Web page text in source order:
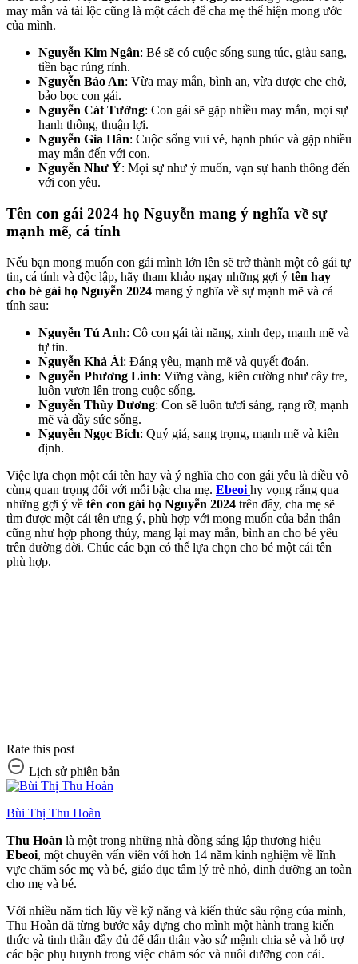
may mắn và tài lộc cũng là một cách để cha mẹ thể hiện mong ước
của mình.
Nguyễn Kim Ngân: Bé sẽ có cuộc sống sung túc, giàu sang,
tiền bạc rủng rỉnh.
Nguyễn Bảo An: Vừa may mắn, bình an, vừa được che chở,
bảo bọc con gái.
Nguyễn Cát Tường: Con gái sẽ gặp nhiều may mắn, mọi sự
hanh thông, thuận lợi.
Nguyễn Gia Hân: Cuộc sống vui vẻ, hạnh phúc và gặp nhiều
may mắn đến với con.
Nguyễn Như Ý: Mọi sự như ý muốn, vạn sự hanh thông đến
với con yêu.
Tên con gái 2024 họ Nguyễn mang ý nghĩa về sự
mạnh mẽ, cá tính
Nếu bạn mong muốn con gái mình lớn lên sẽ trở thành một cô gái tự
tin, cá tính và độc lập, hãy tham khảo ngay những gợi ý tên hay
cho bé gái họ Nguyễn 2024 mang ý nghĩa về sự mạnh mẽ và cá
tính sau:
Nguyễn Tú Anh: Cô con gái tài năng, xinh đẹp, mạnh mẽ và
tự tin.
Nguyễn Khả Ái: Đáng yêu, mạnh mẽ và quyết đoán.
Nguyễn Phương Linh: Vững vàng, kiên cường như cây tre,
luôn vươn lên trong cuộc sống.
Nguyễn Thùy Dương: Con sẽ luôn tươi sáng, rạng rỡ, mạnh
mẽ và đầy sức sống.
Nguyễn Ngọc Bích: Quý giá, sang trọng, mạnh mẽ và kiên
định.
Việc lựa chọn một cái tên hay và ý nghĩa cho con gái yêu là điều vô
cùng quan trọng đối với mỗi bậc cha mẹ. Ebeoi hy vọng rằng qua
những gợi ý về tên con gái họ Nguyễn 2024 trên đây, cha mẹ sẽ
tìm được một cái tên ưng ý, phù hợp với mong muốn của bản thân
cũng như hợp phong thủy, mang lại may mắn, bình an cho bé yêu
trên đường đời. Chúc các bạn có thể lựa chọn cho bé một cái tên
phù hợp.
Rate this post
Lịch sử phiên bản
Bùi Thị Thu Hoàn
Thu Hoàn là một trong những nhà đồng sáng lập thương hiệu
Ebeoi, một chuyên vấn viên với hơn 14 năm kinh nghiệm về lĩnh
vực chăm sóc mẹ và bé, giáo dục tâm lý trẻ nhỏ, dinh dưỡng an toàn
cho mẹ và bé.
Với nhiều năm tích lũy về kỹ năng và kiến thức sâu rộng của mình,
Thu Hoàn đã từng bước xây dựng cho mình một hành trang kiến
thức và tinh thần đầy đủ để dấn thân vào sứ mệnh chia sẻ và hỗ trợ
các bậc phụ huynh trong việc chăm sóc và nuôi dưỡng con cái.